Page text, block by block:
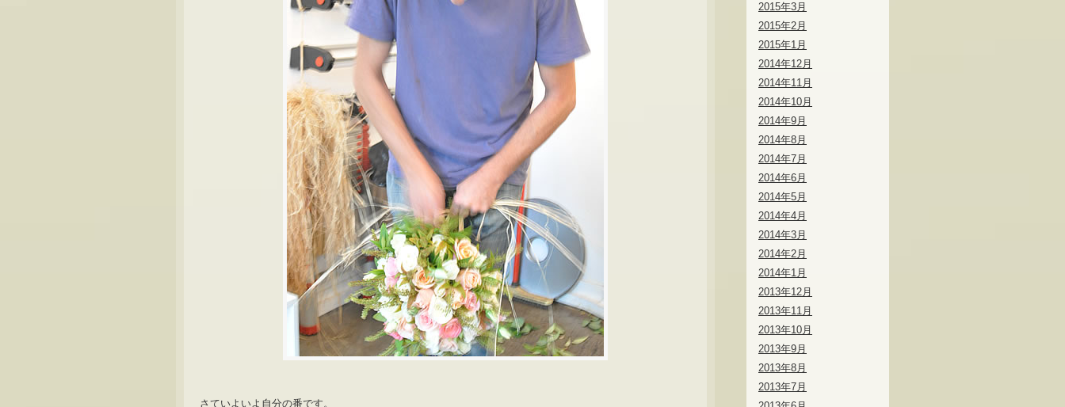
さていよいよ自分の番です。
2015年3月
2015年2月
2015年1月
2014年12月
2014年11月
2014年10月
2014年9月
2014年8月
2014年7月
2014年6月
2014年5月
2014年4月
2014年3月
2014年2月
2014年1月
2013年12月
2013年11月
2013年10月
2013年9月
2013年8月
2013年7月